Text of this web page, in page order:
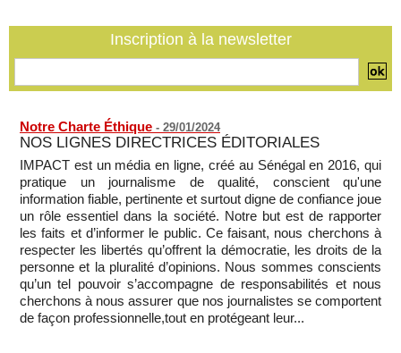
Inscription à la newsletter
Notre Charte Éthique - 29/01/2024
NOS LIGNES DIRECTRICES ÉDITORIALES
IMPACT est un média en ligne, créé au Sénégal en 2016, qui
pratique un journalisme de qualité, conscient qu'une
information fiable, pertinente et surtout digne de confiance joue
un rôle essentiel dans la société. Notre but est de rapporter
les faits et d’informer le public. Ce faisant, nous cherchons à
respecter les libertés qu’offrent la démocratie, les droits de la
personne et la pluralité d’opinions. Nous sommes conscients
qu’un tel pouvoir s’accompagne de responsabilités et nous
cherchons à nous assurer que nos journalistes se comportent
de façon professionnelle,tout en protégeant leur...